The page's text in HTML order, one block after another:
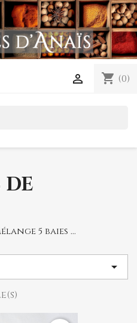
shopping_cart (0)

DE
5 baies ...
